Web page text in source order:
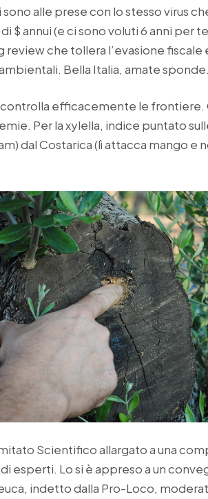
sono alle prese con lo stesso virus
$ annui (e ci sono voluti 6 anni per
review che tollera l’evasione
Bella Italia, amate
controlla efficacemente le
Per la xylella, indice puntato
dal Costarica (lì attacca mango e
Scientifico allargato a una
esperti. Lo si è appreso a un
indetto dalla Pro-Loco,